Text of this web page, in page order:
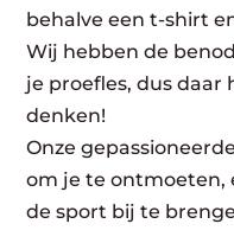
behalve een t-shirt
Wij hebben de
je proefles, dus daar
denken!
Onze
om je te ontmoeten,
de sport bij te